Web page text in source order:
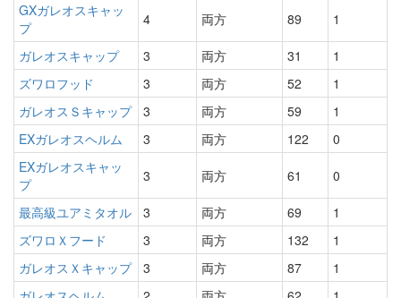
GXガレオスキャッ
プ
4 両方 89 1
ガレオスキャップ 3 両方 31
1
ズワロフッド
3 両方 52
1
ガレオスＳキャップ
3 両方 59
1
EXガレオスヘルム
3 両方 122
0
EXガレオスキャッ
プ
3 両方 61 0
最高級ユアミタオル 3 両方 69
1
ズワロＸフード
3 両方 132
1
ガレオスＸキャップ
3 両方 87
1